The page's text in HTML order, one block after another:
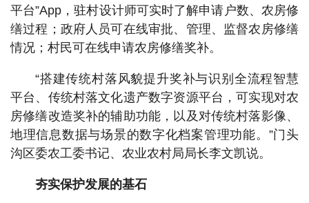
平台”App，驻村设计师可实时了解申请户数、农房修
缮过程；政府人员可在线审批、管理、监督农房修缮
情况；村民可在线申请农房修缮奖补。
“搭建传统村落风貌提升奖补与识别全流程智慧
平台、传统村落文化遗产数字资源平台，可实现对农
房修缮改造奖补的辅助功能，以及对传统村落影像、
地理信息数据与场景的数字化档案管理功能。”门头
沟区委农工委书记、农业农村局局长李文凯说。
夯实保护发展的基石